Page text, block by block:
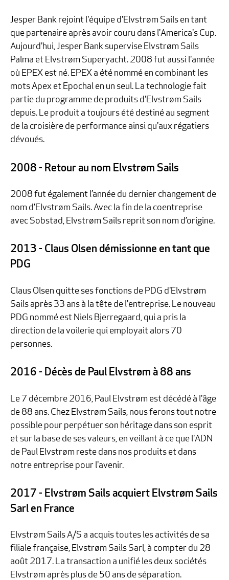
Jesper Bank rejoint l'équipe d'Elvstrøm Sails en tant
que partenaire après avoir couru dans l'America's Cup.
Aujourd'hui, Jesper Bank supervise Elvstrøm Sails
Palma et Elvstrøm Superyacht. 2008 fut aussi l'année
où EPEX est né. EPEX a été nommé en combinant les
mots Apex et Epochal en un seul. La technologie fait
partie du programme de produits d'Elvstrøm Sails
depuis. Le produit a toujours été destiné au segment
de la croisière de performance ainsi qu'aux régatiers
dévoués.
2008 - Retour au nom Elvstrøm Sails
2008 fut également l’année du dernier changement de
nom d’Elvstrøm Sails. Avec la fin de la coentreprise
avec Sobstad, Elvstrøm Sails reprit son nom d’origine.
2013 - Claus Olsen démissionne en tant que
PDG
Claus Olsen quitte ses fonctions de PDG d'Elvstrøm
Sails après 33 ans à la tête de l'entreprise. Le nouveau
PDG nommé est Niels Bjerregaard, qui a pris la
direction de la voilerie qui employait alors 70
personnes.
2016 - Décès de Paul Elvstrøm à 88 ans
Le 7 décembre 2016, Paul Elvstrøm est décédé à l'âge
de 88 ans. Chez Elvstrøm Sails, nous ferons tout notre
possible pour perpétuer son héritage dans son esprit
et sur la base de ses valeurs, en veillant à ce que l'ADN
de Paul Elvstrøm reste dans nos produits et dans
notre entreprise pour l'avenir.
2017 - Elvstrøm Sails acquiert Elvstrøm Sails
Sarl en France
Elvstrøm Sails A/S a acquis toutes les activités de sa
filiale française, Elvstrøm Sails Sarl, à compter du 28
août 2017. La transaction a unifié les deux sociétés
Elvstrøm après plus de 50 ans de séparation.